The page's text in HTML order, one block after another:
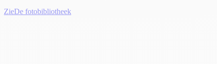
ZieDe fotobibliotheek